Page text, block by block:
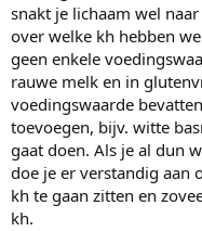
snakt je lichaam wel
over welke kh hebben
geen enkele
rauwe melk en in
voedingswaarde
toevoegen, bijv. witte
gaat doen. Als je al dun
doe je er verstandig aan
kh te gaan zitten en
kh.